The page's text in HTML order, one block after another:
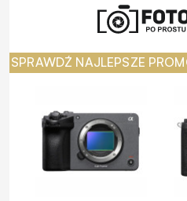
SPRAWDŹ NAJLEPSZE